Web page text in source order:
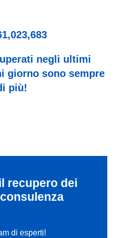
negli ultimi
giorno sono sempre
più!
recupero dei
di esperti!